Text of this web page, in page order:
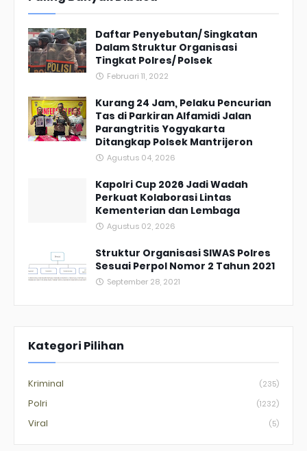
Daftar Penyebutan/ Singkatan
Dalam Struktur Organisasi
Tingkat Polres/ Polsek
Februari 11, 2022
Kurang 24 Jam, Pelaku Pencurian
Tas di Parkiran Alfamidi Jalan
Parangtritis Yogyakarta
Ditangkap Polsek Mantrijeron
Agustus 04, 2026
Kapolri Cup 2026 Jadi Wadah
Perkuat Kolaborasi Lintas
Kementerian dan Lembaga
Agustus 02, 2026
Struktur Organisasi SIWAS Polres
Sesuai Perpol Nomor 2 Tahun 2021
September 28, 2021
Kategori Pilihan
Kriminal (235)
Polri (1232)
Viral (5)